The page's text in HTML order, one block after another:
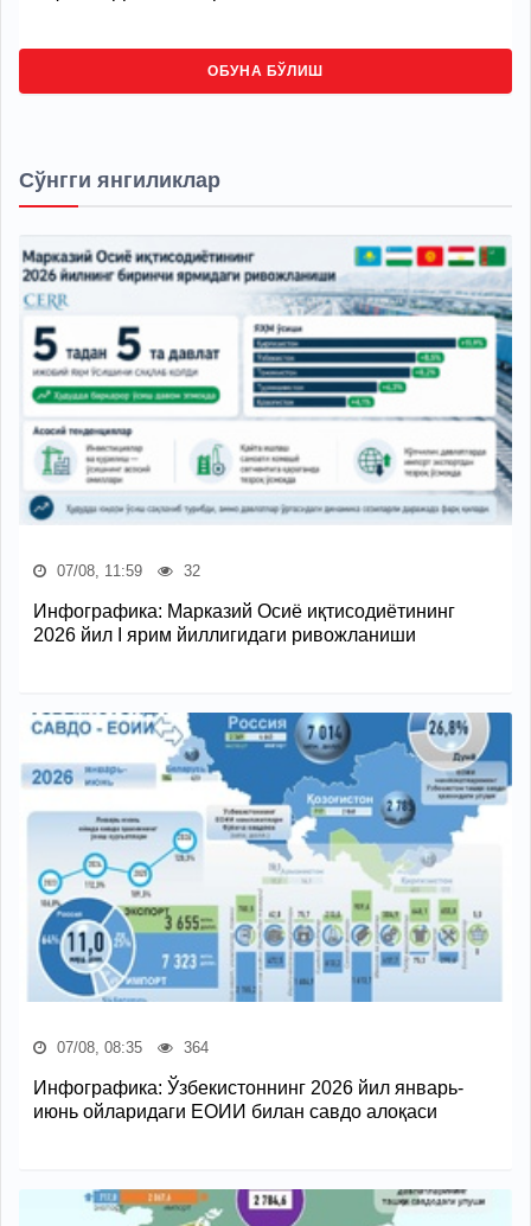
ОБУНА БЎЛИШ
Сўнгги янгиликлар
07/08, 11:59 32
Инфографика: Марказий Осиё иқтисодиётининг
2026 йил I ярим йиллигидаги ривожланиши
07/08, 08:35 364
Инфографика: Ўзбекистоннинг 2026 йил январь-
июнь ойларидаги ЕОИИ билан савдо алоқаси